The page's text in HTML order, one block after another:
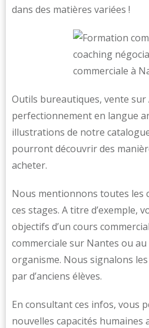
dans des matières variées !
Outils bureautiques, vente sur
perfectionnement en langue
illustrations de notre
pourront découvrir des
acheter.
Nous mentionnons toutes les
ces stages. A titre d’exemple,
objectifs d’un cours
commerciale sur Nantes ou
organisme. Nous signalons
par d’anciens élèves.
En consultant ces infos, vous
nouvelles capacités humaines